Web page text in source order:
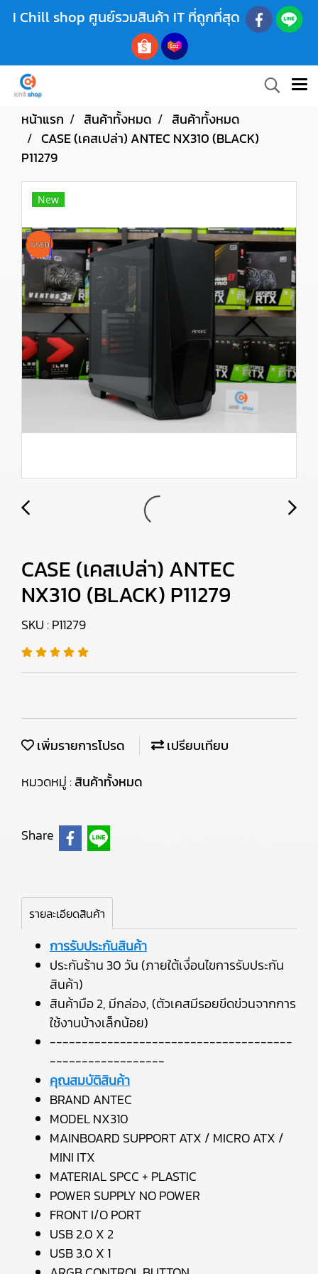
I Chill shop ศูนย์รวมสินค้า IT ที่ถูกที่สุด
หน้าแรก สินค้าทั้งหมด
สินค้าทั้งหมด
CASE (เคสเปล่า) ANTEC NX310 (BLACK)
P11279
New
CASE (เคสเปล่า) ANTEC
NX310 (BLACK) P11279
SKU : P11279
เพิ่มรายการโปรด
เปรียบเทียบ
หมวดหมู่ :สินค้าทั้งหมด
Share
รายละเอียดสินค้า
การรับประกันสินค้า
ประกันร้าน 30 วัน (ภายใต้เงื่อนไขการรับประกัน
สินค้า)
สินค้ามือ 2, มีกล่อง, (ตัวเคสมีรอยขีดข่วนจากการ
ใช้งานบ้างเล็กน้อย)
--------------------------------------
------------------
คุณสมบัติสินค้า
BRAND ANTEC
MODEL NX310
MAINBOARD SUPPORT ATX / MICRO ATX /
MINI ITX
MATERIAL SPCC + PLASTIC
POWER SUPPLY NO POWER
FRONT I/O PORT
USB 2.0 X 2
USB 3.0 X 1